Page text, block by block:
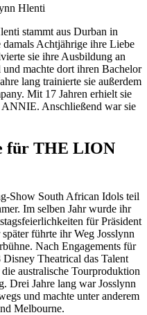
Hlenti
stammt aus Durban in
Achtjährige ihre Liebe
sie ihre Ausbildung an
machte dort ihren Bachelor
lang trainierte sie außerdem
Mit 17 Jahren erhielt sie
Anschließend war sie
für THE LION
Show South African Idols teil
Im selben Jahr wurde ihr
für Präsident
führte ihr Weg Josslynn
Nach Engagements für
Theatrical das Talent
australische Tourproduktion
Jahre lang war Josslynn
und machte unter anderem
Melbourne.